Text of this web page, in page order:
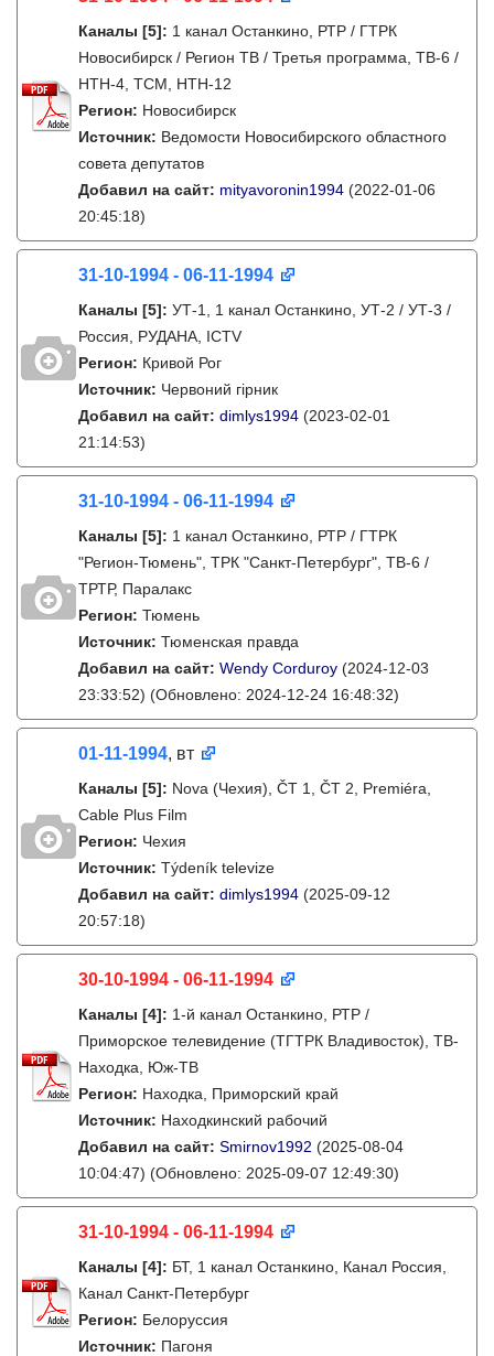
Каналы [5]: 1 канал Останкино, РТР / ГТРК
Новосибирск / Регион ТВ / Третья программа, ТВ-6 /
НТН-4, ТСМ, НТН-12
Регион: Новосибирск
Источник: Ведомости Новосибирского областного
совета депутатов
Добавил на сайт: mityavoronin1994 (2022-01-06
20:45:18)
31-10-1994 - 06-11-1994
Каналы [5]: УТ-1, 1 канал Останкино, УТ-2 / УТ-3 /
Россия, РУДАНА, ICTV
Регион: Кривой Рог
Источник: Червоний гірник
Добавил на сайт: dimlys1994 (2023-02-01
21:14:53)
31-10-1994 - 06-11-1994
Каналы [5]: 1 канал Останкино, РТР / ГТРК
"Регион-Тюмень", ТРК "Санкт-Петербург", ТВ-6 /
ТРТР, Паралакс
Регион: Тюмень
Источник: Тюменская правда
Добавил на сайт: Wendy Corduroy (2024-12-03
23:33:52) (Обновлено: 2024-12-24 16:48:32)
01-11-1994, вт
Каналы [5]: Nova (Чехия), ČT 1, ČT 2, Premiéra,
Cable Plus Film
Регион: Чехия
Источник: Týdeník televize
Добавил на сайт: dimlys1994 (2025-09-12
20:57:18)
30-10-1994 - 06-11-1994
Каналы [4]: 1-й канал Останкино, РТР /
Приморское телевидение (ТГТРК Владивосток), ТВ-
Находка, Юж-ТВ
Регион: Находка, Приморский край
Источник: Находкинский рабочий
Добавил на сайт: Smirnov1992 (2025-08-04
10:04:47) (Обновлено: 2025-09-07 12:49:30)
31-10-1994 - 06-11-1994
Каналы [4]: БТ, 1 канал Останкино, Канал Россия,
Канал Санкт-Петербург
Регион: Белоруссия
Источник: Пагоня